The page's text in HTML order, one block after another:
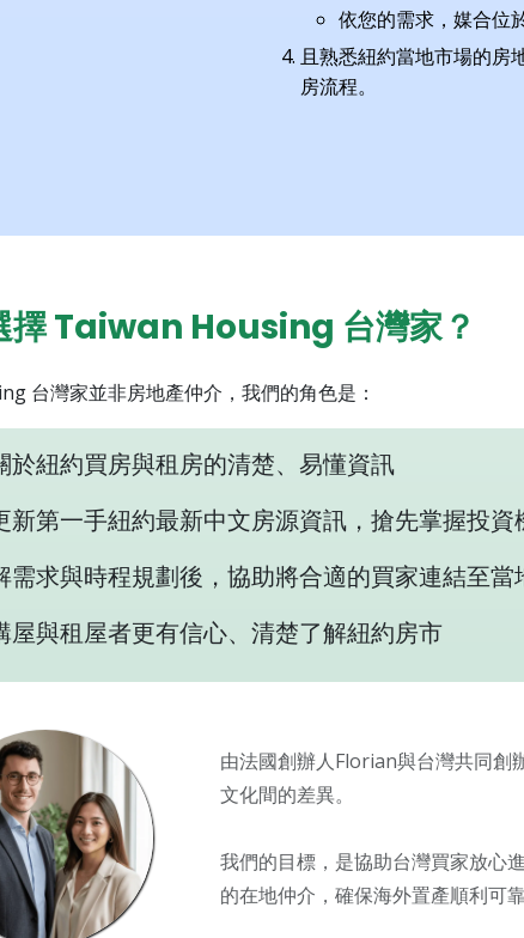
依您的需求，媒合位
且熟悉紐約當地市場的房
房流程。
擇 Taiwan Housing 台灣家？
台灣家並非房地產仲介，我們的角色是：
於紐約買房與租房的清楚、易懂資訊
新第一手紐約最新中文房源資訊，搶先掌握投資
需求與時程規劃後，協助將合適的買家連結至當
屋與租屋者更有信心、清楚了解紐約房市
由法國創辦人Florian與台灣共同創
文化間的差異。
我們的目標，是協助台灣買家放心
的在地仲介，確保海外置產順利可靠